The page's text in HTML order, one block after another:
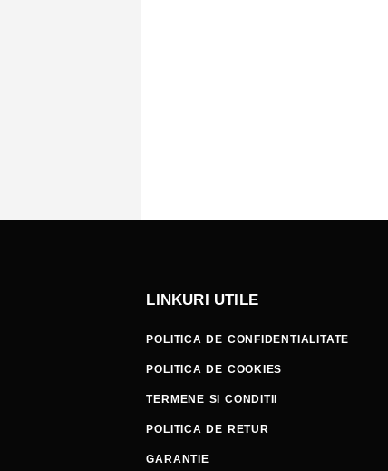
LINKURI UTILE
POLITICA DE CONFIDENTIALITATE
POLITICA DE COOKIES
TERMENE SI CONDITII
POLITICA DE RETUR
GARANTIE